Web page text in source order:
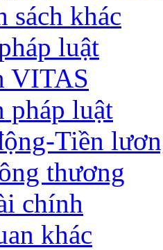
sách khác
luật
VITAS
pháp luật
Tiền
thương
chính
khác